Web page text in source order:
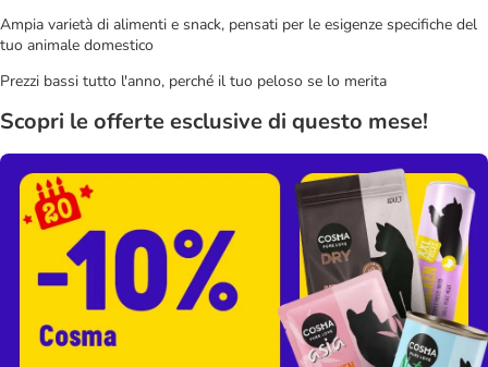
Ampia varietà di alimenti e snack, pensati per le esigenze specifiche del
tuo animale domestico
Prezzi bassi tutto l'anno, perché il tuo peloso se lo merita
Scopri le offerte esclusive di questo mese!